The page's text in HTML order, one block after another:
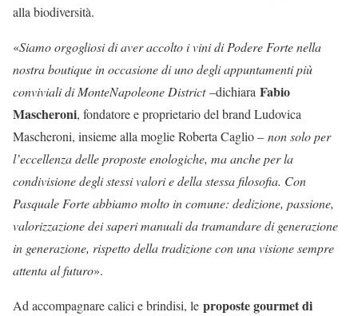
alla biodiversità.
«Siamo orgogliosi di aver accolto i vini di Podere Forte nella
nostra boutique in occasione di uno degli appuntamenti più
conviviali di MonteNapoleone District–dichiara Fabio
Mascheroni, fondatore e proprietario del brand Ludovica
Mascheroni, insieme alla moglie Roberta Caglio – non solo per
l’eccellenza delle proposte enologiche, ma anche per la
condivisione degli stessi valori e della stessa filosofia. Con
Pasquale Forte abbiamo molto in comune: dedizione, passione,
valorizzazione dei saperi manuali da tramandare di generazione
in generazione, rispetto della tradizione con una visione sempre
attenta al futuro».
Ad accompagnare calici e brindisi, le proposte gourmet di